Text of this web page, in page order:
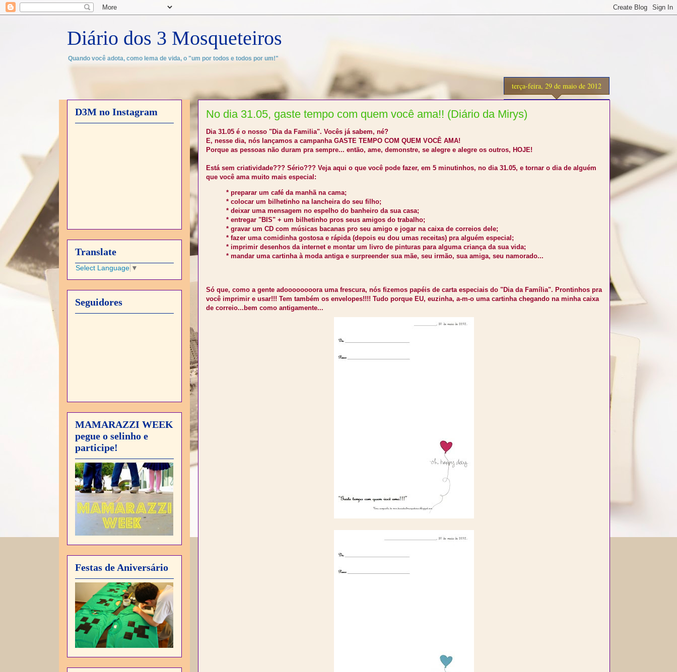
Diário dos 3 Mosqueteiros
Quando você adota, como lema de vida, o "um por todos e todos por um!"
terça-feira, 29 de maio de 2012
No dia 31.05, gaste tempo com quem você ama!! (Diário da Mirys)
Dia 31.05 é o nosso "Dia da Familia". Vocês já sabem, né?
E, nesse dia, nós lançamos a campanha GASTE TEMPO COM QUEM VOCÊ AMA!
Porque as pessoas não duram pra sempre... então, ame, demonstre, se alegre e alegre os outros, HOJE!
Está sem criatividade??? Sério??? Veja aqui o que você pode fazer, em 5 minutinhos, no dia 31.05, e tornar o dia de alguém
que você ama muito mais especial:
* preparar um café da manhã na cama;
* colocar um bilhetinho na lancheira do seu filho;
* deixar uma mensagem no espelho do banheiro da sua casa;
* entregar "BIS" + um bilhetinho pros seus amigos do trabalho;
* gravar um CD com músicas bacanas pro seu amigo e jogar na caixa de correios dele;
* fazer uma comidinha gostosa e rápida (depois eu dou umas receitas) pra alguém especial;
* imprimir desenhos da internet e montar um livro de pinturas para alguma criança da sua vida;
* mandar uma cartinha à moda antiga e surpreender sua mãe, seu irmão, sua amiga, seu namorado...
Só que, como a gente adoooooooora uma frescura, nós fizemos papéis de carta especiais do "Dia da Família". Prontinhos pra
você imprimir e usar!!! Tem também os envelopes!!!! Tudo porque EU, euzinha, a-m-o uma cartinha chegando na minha caixa
de correio...bem como antigamente...
D3M no Instagram
Translate
Select Language ▼
Seguidores
MAMARAZZI WEEK
pegue o selinho e
participe!
Festas de Aniversário